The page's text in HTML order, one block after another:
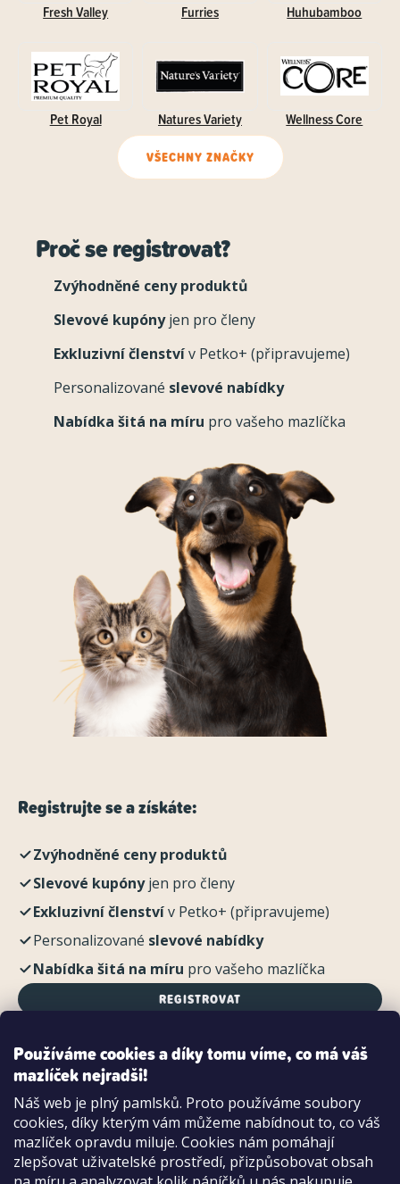
Používáme cookies a díky tomu víme, co má váš
mazlíček nejradši!
Náš web je plný pamlsků. Proto používáme soubory
cookies, díky kterým vám můžeme nabídnout to, co váš
mazlíček opravdu miluje. Cookies nám pomáhají
zlepšovat uživatelské prostředí, přizpůsobovat obsah
Fresh Valley Furries Huhubamboo
Pet Royal Natures Variety Wellness Core
VŠECHNY ZNAČKY
Proč se registrovat?
Zvýhodněné ceny produktů
Slevové kupónyjen pro členy
Exkluzivní členstvív Petko+ (připravujeme)
Personalizované slevové nabídky
Nabídka šitá na míru pro vašeho mazlíčka
Registrujte se a získáte:
Zvýhodněné ceny produktů
Slevové kupónyjen pro členy
Exkluzivní členstvív Petko+ (připravujeme)
Personalizované slevové nabídky
Nabídka šitá na míru pro vašeho mazlíčka
REGISTROVAT
Možnosti platby:
Dobírkou
Hotově i kartou na pobočce